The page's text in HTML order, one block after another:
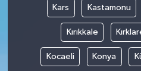
Kars Kastamonu
Kırıkkale
Kocaeli Konya